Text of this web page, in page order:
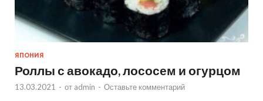
ЯПОНИЯ
Роллы с авокадо, лососем и огурцом
13.03.2021 - от admin - Оставьте комментарий